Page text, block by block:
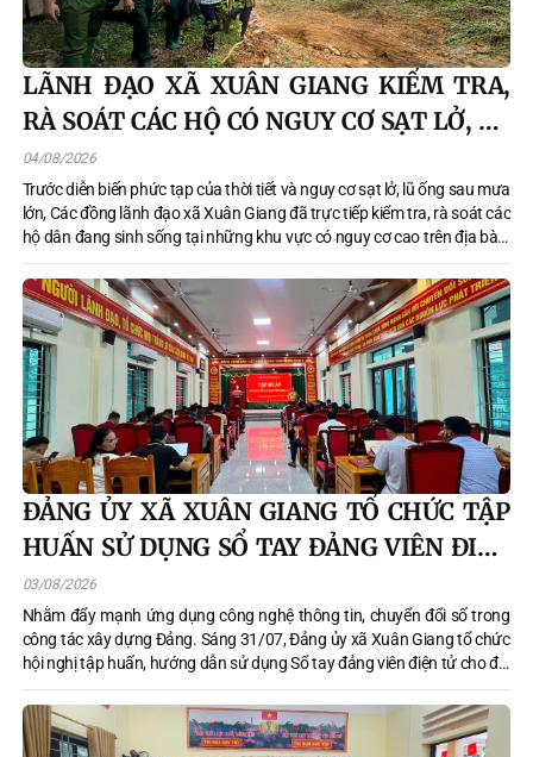
LÃNH ĐẠO XÃ XUÂN GIANG KIỂM TRA,
RÀ SOÁT CÁC HỘ CÓ NGUY CƠ SẠT LỞ, LŨ
ỐNG TẠI BẢN TÁT
04/08/2026
Trước diễn biến phức tạp của thời tiết và nguy cơ sạt lở, lũ ống sau mưa
lớn, Các đồng lãnh đạo xã Xuân Giang đã trực tiếp kiểm tra, rà soát các
hộ dân đang sinh sống tại những khu vực có nguy cơ cao trên địa bàn,
nhằm chủ động phương án đảm bảo an toàn tính mạng và tài sản cho
nhân dân.
ĐẢNG ỦY XÃ XUÂN GIANG TỔ CHỨC TẬP
HUẤN SỬ DỤNG SỔ TAY ĐẢNG VIÊN ĐIỆN
TỬ
03/08/2026
Nhằm đẩy mạnh ứng dụng công nghệ thông tin, chuyển đổi số trong
công tác xây dựng Đảng. Sáng 31/07, Đảng ủy xã Xuân Giang tổ chức
hội nghị tập huấn, hướng dẫn sử dụng Sổ tay đảng viên điện tử cho đội
ngũ cán bộ, đảng viên trên địa bàn xã. Đồng chí Nguyễn Thị Quyên -
Phó Bí thư Thường trực Đảng uỷ xã chủ trì và điều hành buổi tập huấn.